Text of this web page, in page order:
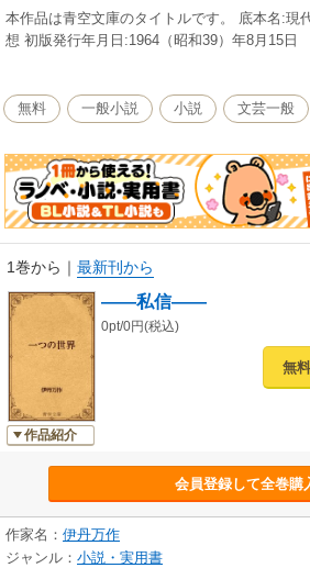
本作品は青空文庫のタイトルです。 底本名:現
想 初版発行年月日:1964（昭和39）年8月15日
無料 一般小説 小説 文芸一般
1巻から ｜ 最新刊から
作品紹介
――私信――
0pt/0円(税込)
無
会員登録して全巻購
作家名： 伊丹万作
ジャンル： 小説・実用書